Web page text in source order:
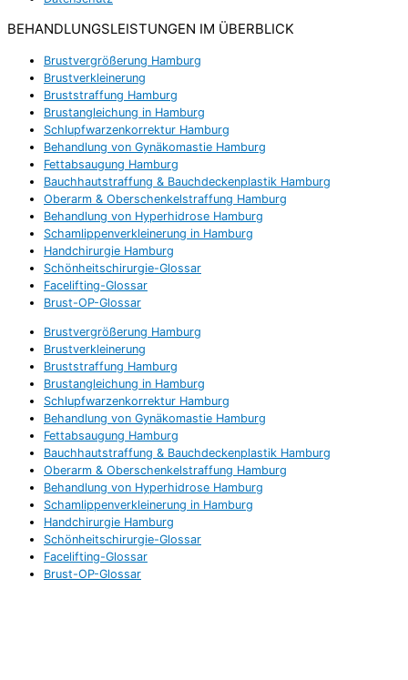
BEHANDLUNGSLEISTUNGEN IM ÜBERBLICK
Brustvergrößerung Hamburg
Brustverkleinerung
Bruststraffung Hamburg
Brustangleichung in Hamburg
Schlupfwarzenkorrektur Hamburg
Behandlung von Gynäkomastie Hamburg
Fettabsaugung Hamburg
Bauchhautstraffung & Bauchdeckenplastik Hamburg
Oberarm & Oberschenkelstraffung Hamburg
Behandlung von Hyperhidrose Hamburg
Schamlippenverkleinerung in Hamburg
Handchirurgie Hamburg
Schönheitschirurgie-Glossar
Facelifting-Glossar
Brust-OP-Glossar
Brustvergrößerung Hamburg
Brustverkleinerung
Bruststraffung Hamburg
Brustangleichung in Hamburg
Schlupfwarzenkorrektur Hamburg
Behandlung von Gynäkomastie Hamburg
Fettabsaugung Hamburg
Bauchhautstraffung & Bauchdeckenplastik Hamburg
Oberarm & Oberschenkelstraffung Hamburg
Behandlung von Hyperhidrose Hamburg
Schamlippenverkleinerung in Hamburg
Handchirurgie Hamburg
Schönheitschirurgie-Glossar
Facelifting-Glossar
Brust-OP-Glossar